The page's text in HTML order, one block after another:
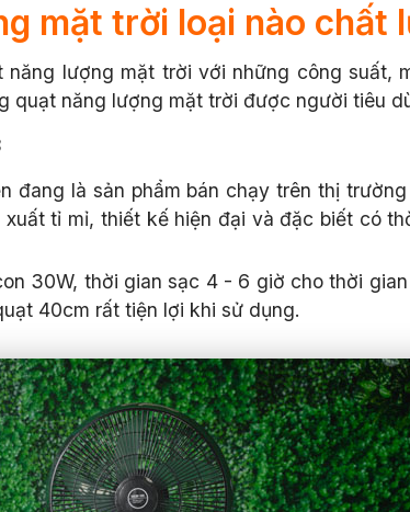
mặt trời loại nào chất
lượng mặt trời với những công suất,
quạt năng lượng mặt trời được người tiêu
đang là sản phẩm bán chạy trên thị
tỉ mỉ, thiết kế hiện đại và đặc biết có
30W, thời gian sạc 4 - 6 giờ cho thời
40cm rất tiện lợi khi sử dụng.